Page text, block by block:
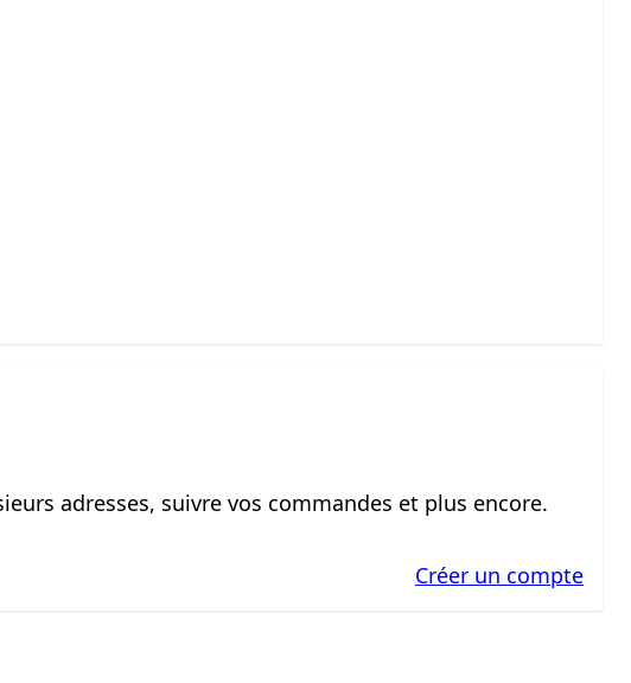
adresses, suivre vos commandes et plus encore.
Créer un compte